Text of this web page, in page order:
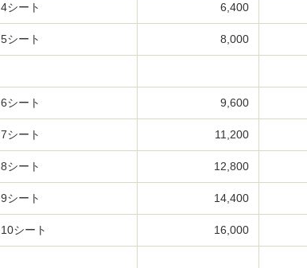
4シート 6,400
5シート 8,000
6シート 9,600
7シート 11,200
8シート 12,800
9シート 14,400
10シート 16,000